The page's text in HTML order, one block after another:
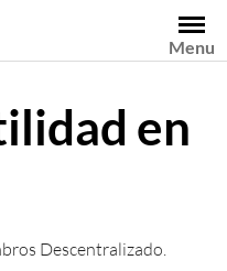
Menu
en
Descentralizado.